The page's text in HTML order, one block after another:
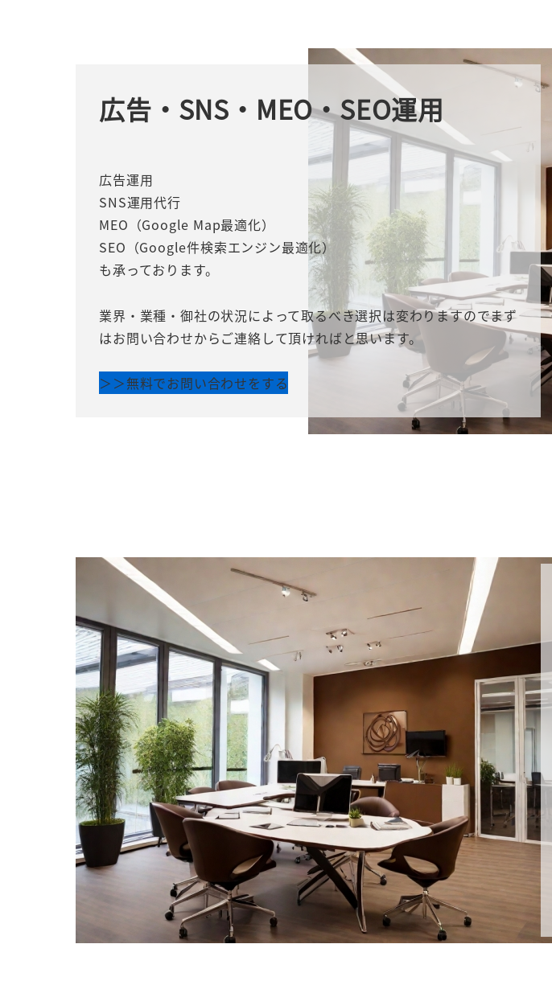
広告・SNS・MEO・SEO運用
広告運用
SNS運用代行
MEO（Google Map最適化）
SEO（Google件検索エンジン最適化）
も承っております。
業界・業種・御社の状況によって取るべき選択は変わりますのでまず
はお問い合わせからご連絡して頂ければと思います。
＞＞無料でお問い合わせをする